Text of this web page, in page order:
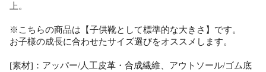
上。
※こちらの商品は【子供靴として標準的な大きさ】です。
お子様の成長に合わせたサイズ選びをオススメします。
[素材]：アッパー/人工皮革・合成繊維、アウトソール/ゴム底